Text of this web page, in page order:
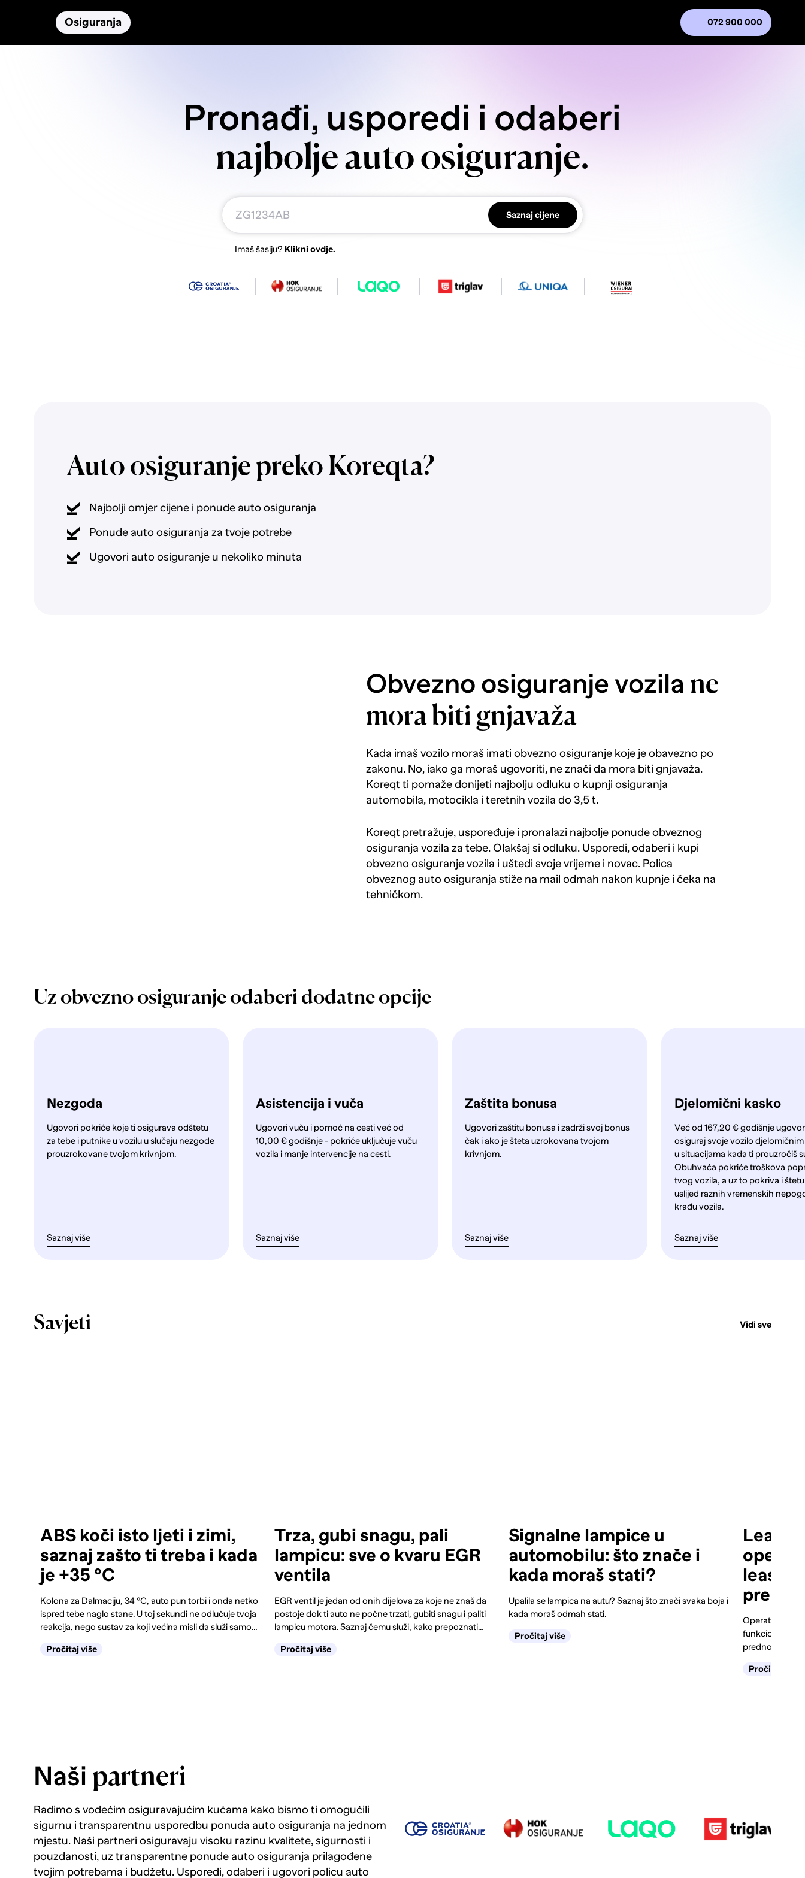
Osiguranja 072 900 000
Pronađi, usporedi i odaberi
najbolje auto osiguranje.
Saznaj cijene
Imaš šasiju? Klikni ovdje.
Auto osiguranje preko Koreqta?
Najbolji omjer cijene i ponude auto osiguranja
Ponude auto osiguranja za tvoje potrebe
Ugovori auto osiguranje u nekoliko minuta
Obvezno osiguranje vozila ne
mora biti gnjavaža
Kada imaš vozilo moraš imati obvezno osiguranje koje je obavezno po
zakonu. No, iako ga moraš ugovoriti, ne znači da mora biti gnjavaža.
Koreqt ti pomaže donijeti najbolju odluku o kupnji osiguranja
automobila, motocikla i teretnih vozila do 3,5 t.
Koreqt pretražuje, uspoređuje i pronalazi najbolje ponude obveznog
osiguranja vozila za tebe. Olakšaj si odluku. Usporedi, odaberi i kupi
obvezno osiguranje vozila i uštedi svoje vrijeme i novac. Polica
obveznog auto osiguranja stiže na mail odmah nakon kupnje i čeka na
tehničkom.
Uz obvezno osiguranje odaberi dodatne opcije
Nezgoda
Ugovori pokriće koje ti osigurava odštetu
za tebe i putnike u vozilu u slučaju nezgode
prouzrokovane tvojom krivnjom.
Saznaj više
Asistencija i vuča
Ugovori vuču i pomoć na cesti već od
10,00 € godišnje - pokriće uključuje vuču
vozila i manje intervencije na cesti.
Saznaj više
Zaštita bonusa
Ugovori zaštitu bonusa i zadrži svoj bonus
čak i ako je šteta uzrokovana tvojom
krivnjom.
Saznaj više
Djelomični kasko
Već od 167,20 € godišnje
osiguraj svoje vozilo
u situacijama kada ti prouzročiš
Obuhvaća pokriće troškova
tvog vozila, a uz to pokriva i
uslijed raznih vremenskih
krađu vozila.
Saznaj više
Savjeti Vidi sve
ABS koči isto ljeti i zimi,
saznaj zašto ti treba i kada
je +35 °C
Kolona za Dalmaciju, 34 °C, auto pun torbi i onda netko
ispred tebe naglo stane. U toj sekundi ne odlučuje tvoja
reakcija, nego sustav za koji većina misli da služi samo
zašto s upaljenom lampicom padaš tehnički, saznaj
Pročitaj više
Trza, gubi snagu, pali
lampicu: sve o kvaru EGR
ventila
EGR ventil je jedan od onih dijelova za koje ne znaš da
postoje dok ti auto ne počne trzati, gubiti snagu i paliti
lampicu motora. Saznaj čemu služi, kako prepoznati
zamjena.
Pročitaj više
Signalne lampice u
automobilu: što znače i
kada moraš stati?
Upalila se lampica na autu? Saznaj što znači svaka boja i
kada moraš odmah stati.
Pročitaj više
Operativni ili
funkcionira
prednosti i
Pročitaj više
Naši partneri
Radimo s vodećim osiguravajućim kućama kako bismo ti omogućili
sigurnu i transparentnu usporedbu ponuda auto osiguranja na jednom
mjestu. Naši partneri osiguravaju visoku razinu kvalitete, sigurnosti i
pouzdanosti, uz transparentne ponude auto osiguranja prilagođene
tvojim potrebama i budžetu. Usporedi, odaberi i ugovori policu auto